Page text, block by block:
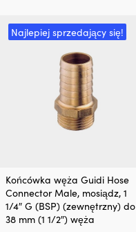
Najlepiej sprzedający się!
Końcówka węża Guidi Hose
Connector Male, mosiądz, 1
1/4″ G (BSP) (zewnętrzny) do
38 mm (1 1/2″) węża